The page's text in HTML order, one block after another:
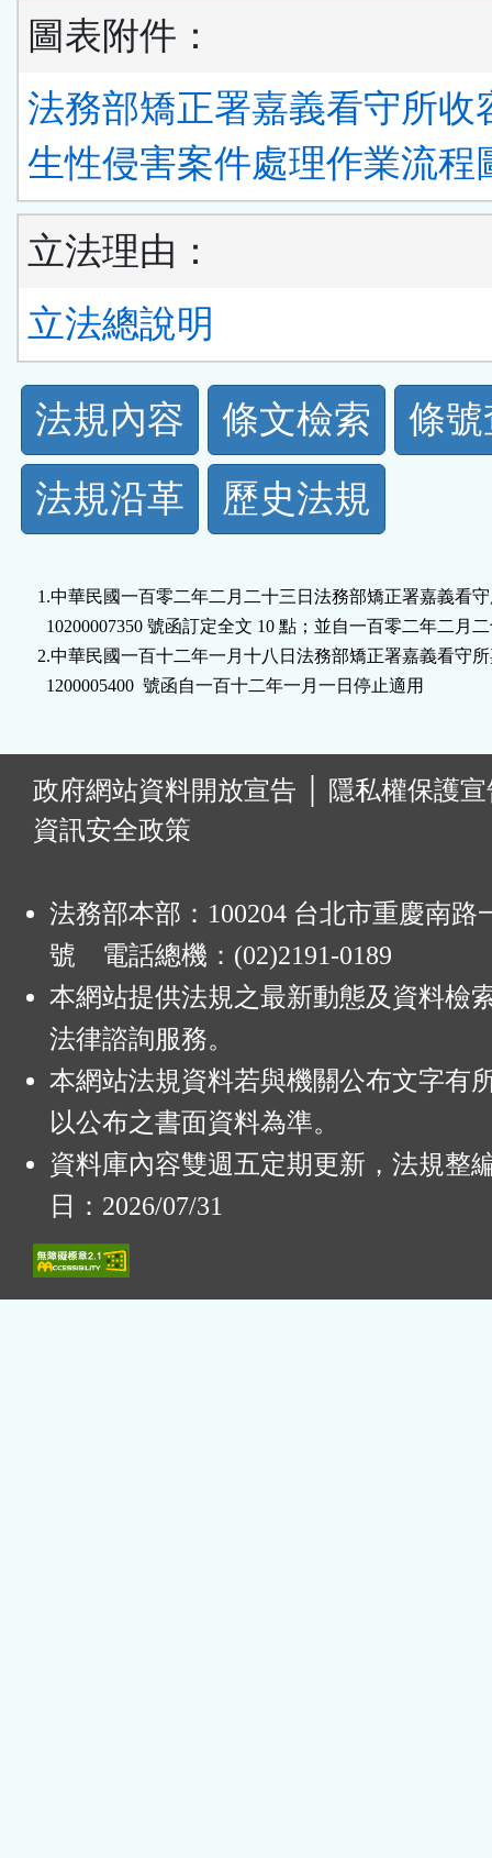
圖表附件：
法務部矯正署嘉義看守所收
生性侵害案件處理作業流程
立法理由：
立法總說明
法
規
功
按
鈕
法規內容 條文檢索
條
法規沿革
歷史法規
1.中華民國一百零二年二月二十三日法務部矯正署嘉義看
10200007350 號函訂定全文 10 點；並自一百零二年二月
2.中華民國一百十二年一月十八日法務部矯正署嘉義看守
  1200005400  號函自一百十二年一月一日停止適用
政府網站資料開放宣告
隱私權保護
資訊安全政策
法務部本部：100204 台北市重慶南路
號 電話總機：(02)2191-0189
本網站提供法規之最新動態及資料檢
法律諮詢服務。
本網站法規資料若與機關公布文字有
以公布之書面資料為準。
資料庫內容雙週五定期更新，法規整
日：2026/07/31